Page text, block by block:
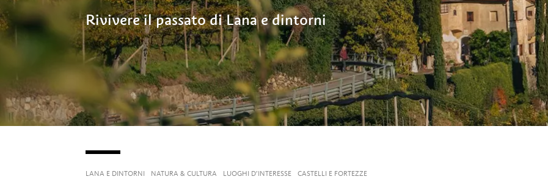
Rivivere il passato di Lana e dintorni
LANA E DINTORNI NATURA & CULTURA LUOGHI D’INTERESSE CASTELLI E FORTEZZE